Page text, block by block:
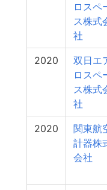
ロスペ
ス株式
社
2020
双日エ
ロスペ
ス株式
社
2020
関東航
計器株
会社